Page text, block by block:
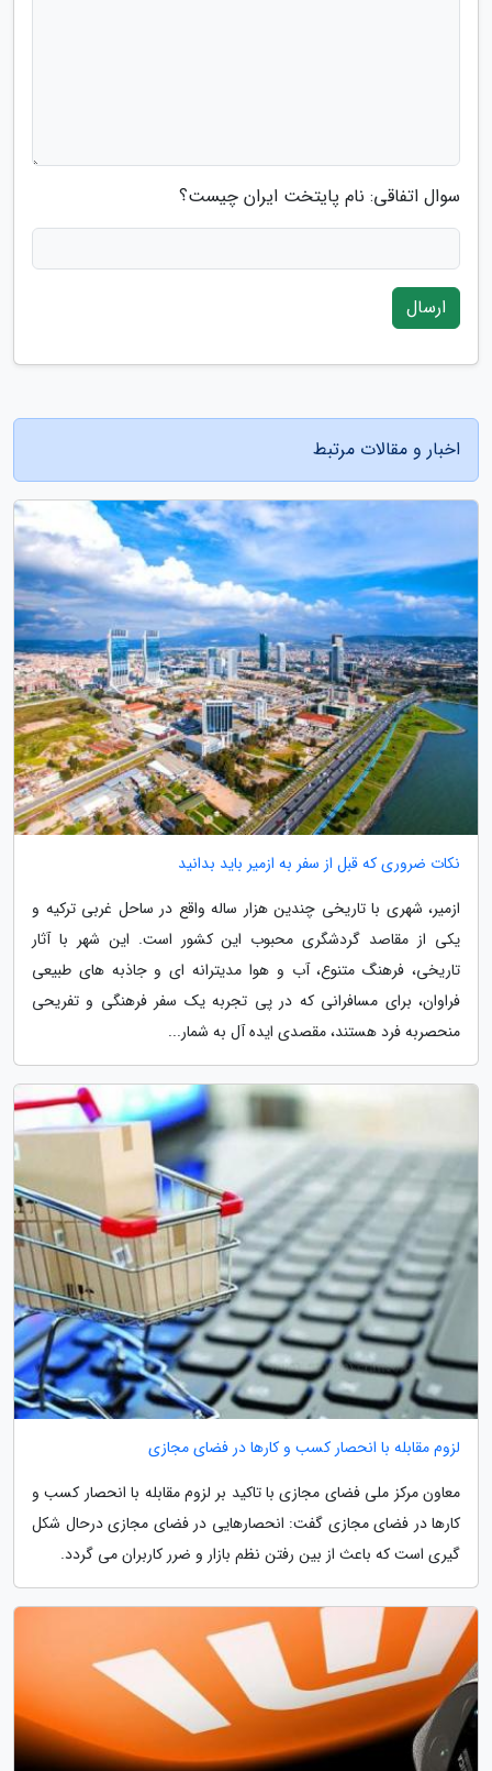
سوال اتفاقی: نام پایتخت ایران چیست؟
ارسال
اخبار و مقالات مرتبط
نکات ضروری که قبل از سفر به ازمیر باید بدانید
ازمیر، شهری با تاریخی چندین هزار ساله واقع در ساحل غربی ترکیه و
یکی از مقاصد گردشگری محبوب این کشور است. این شهر با آثار
تاریخی، فرهنگ متنوع، آب و هوا مدیترانه ای و جاذبه های طبیعی
فراوان، برای مسافرانی که در پی تجربه یک سفر فرهنگی و تفریحی
منحصربه فرد هستند، مقصدی ایده آل به شمار...
لزوم مقابله با انحصار کسب و کارها در فضای مجازی
معاون مرکز ملی فضای مجازی با تاکید بر لزوم مقابله با انحصار کسب و
کارها در فضای مجازی گفت: انحصارهایی در فضای مجازی درحال شکل
گیری است که باعث از بین رفتن نظم بازار و ضرر کاربران می گردد.